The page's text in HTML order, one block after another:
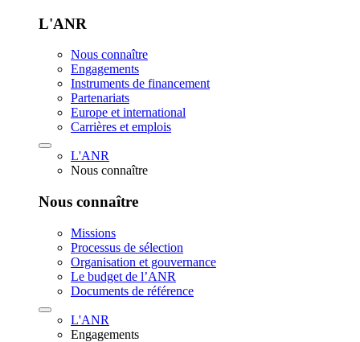
L'ANR
Nous connaître
Engagements
Instruments de financement
Partenariats
Europe et international
Carrières et emplois
L'ANR
Nous connaître
Nous connaître
Missions
Processus de sélection
Organisation et gouvernance
Le budget de l’ANR
Documents de référence
L'ANR
Engagements